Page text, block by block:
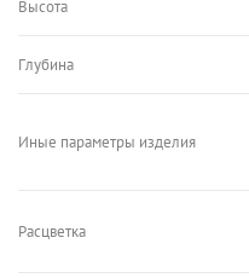
Высота
Глубина
Иные параметры изделия
Расцветка